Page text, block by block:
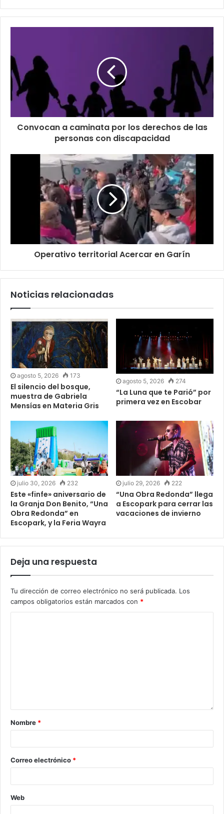
Convocan a caminata por los derechos de las
personas con discapacidad
Operativo territorial Acercar en Garín
Noticias relacionadas
agosto 5, 2026 173
El silencio del bosque,
muestra de Gabriela
Mensías en Materia Gris
agosto 5, 2026 274
“La Luna que te Parió” por
primera vez en Escobar
julio 30, 2026 232
Este «finfe» aniversario de
la Granja Don Benito, “Una
Obra Redonda” en
Escopark, y la Feria Wayra
julio 29, 2026 222
“Una Obra Redonda” llega
a Escopark para cerrar las
vacaciones de invierno
Deja una respuesta
Tu dirección de correo electrónico no será publicada. Los
campos obligatorios están marcados con *
Nombre *
Correo electrónico *
Web